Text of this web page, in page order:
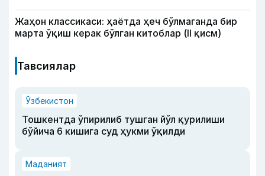
Жаҳон классикаси: ҳаётда ҳеч бўлмаганда бир
марта ўқиш керак бўлган китоблар (II қисм)
Тавсиялар
Ўзбекистон
Тошкентда ўпирилиб тушган йўл қурилиши
бўйича 6 кишига суд ҳукми ўқилди
Маданият